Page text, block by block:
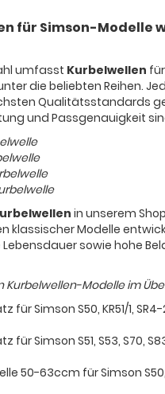
für Simson-Modelle
umfasst Kurbelwellen
die beliebten Reihen.
Qualitätsstandards
und Passgenauigkeit
in unserem
klassischer Modelle
sowie hohe
Kurbelwellen-Modelle im
für Simson S50, KR51/1,
für Simson S51, S53, S70,
50-63ccm für Simson S50,